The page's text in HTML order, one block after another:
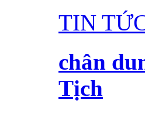
TIN
chân
Tịch